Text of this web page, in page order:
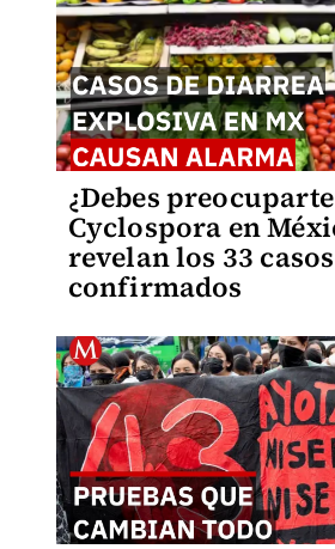
¿Debes
Cyclospora en
revelan los 33 casos
confirmados